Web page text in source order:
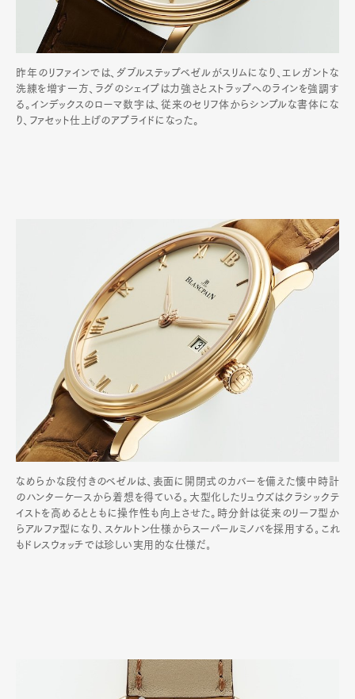
昨年のリファインでは、ダブルステップベゼルがスリムになり、エレガントな
洗練を増す一方、ラグのシェイプは力強さとストラップへのラインを強調す
る。インデックスのローマ数字は、従来のセリフ体からシンプルな書体にな
り、ファセット仕上げのアプライドになった。
なめらかな段付きのベゼルは、表面に開閉式のカバーを備えた懐中時計
のハンターケースから着想を得ている。大型化したリュウズはクラシックテ
イストを高めるとともに操作性も向上させた。時分針は従来のリーフ型か
らアルファ型になり､スケルトン仕様からスーパールミノバを採用する｡これ
もドレスウォッチでは珍しい実用的な仕様だ｡